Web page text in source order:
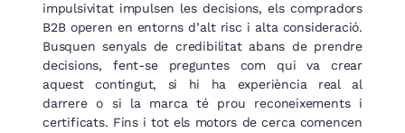
impulsivitat impulsen les decisions, els compradors
B2B operen en entorns d’alt risc i alta consideració.
Busquen senyals de credibilitat abans de prendre
decisions, fent-se preguntes com qui va crear
aquest contingut, si hi ha experiència real al
darrere o si la marca té prou reconeixements i
certificats. Fins i tot els motors de cerca comencen